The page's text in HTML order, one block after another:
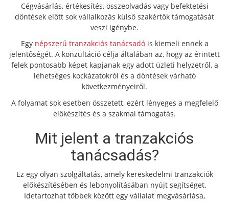
Cégvásárlás, értékesítés, összeolvadás vagy befektetési
döntések előtt sok vállalkozás külső szakértők támogatását
veszi igénybe.
Egy népszerű tranzakciós tanácsadóis kiemeli ennek a
jelentőségét. A konzultáció célja általában az, hogy az érintett
felek pontosabb képet kapjanak egy adott üzleti helyzetről, a
lehetséges kockázatokról és a döntések várható
következményeiről.
A folyamat sok esetben összetett, ezért lényeges a megfelelő
előkészítés és a szakmai támogatás.
Mit jelent a tranzakciós
tanácsadás?
Ez egy olyan szolgáltatás, amely kereskedelmi tranzakciók
előkészítésében és lebonyolításában nyújt segítséget.
Idetartozhat többek között egy vállalat megvásárlása,